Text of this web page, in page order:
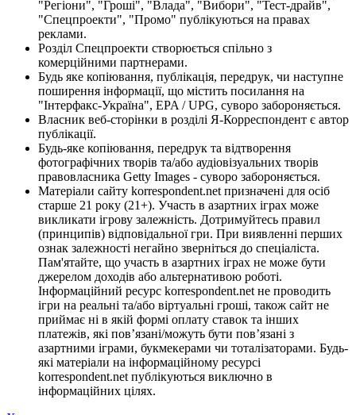
"Регіони", "Гроші", "Влада", "Вибори", "Тест-драйв",
"Спецпроекти", "Промо" публікуються на правах
реклами.
Розділ Спецпроекти створюється спільно з
комерційними партнерами.
Будь яке копіювання, публікація, передрук, чи наступне
поширення інформації, що містить посилання на
"Інтерфакс-Україна", EPA / UPG, суворо забороняється.
Власник веб-сторінки в розділі Я-Корреспондент є автор
публікації.
Будь-яке копіювання, передрук та відтворення
фотографічних творів та/або аудіовізуальних творів
правовласника Getty Images - суворо забороняється.
Матеріали сайту korrespondent.net призначені для осіб
старше 21 року (21+). Участь в азартних іграх може
викликати ігрову залежність. Дотримуйтесь правил
(принципів) відповідальної гри. При виявленні перших
ознак залежності негайно зверніться до спеціаліста.
Пам'ятайте, що участь в азартних іграх не може бути
джерелом доходів або альтернативою роботі.
Інформаційний ресурс korrespondent.net не проводить
ігри на реальні та/або віртуальні гроші, також сайт не
приймає ні в якій формі оплату ставок та інших
платежів, які пов’язані/можуть бути пов’язані з
азартними іграми, букмекерами чи тоталізаторами. Будь-
які матеріали на інформаційному ресурсі
korrespondent.net публікуються виключно в
інформаційних цілях.